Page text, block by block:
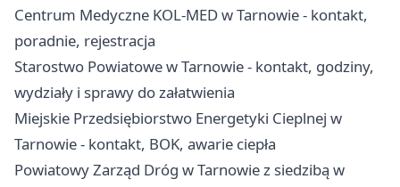
Centrum Medyczne KOL-MED w Tarnowie - kontakt,
poradnie, rejestracja
Starostwo Powiatowe w Tarnowie - kontakt, godziny,
wydziały i sprawy do załatwienia
Miejskie Przedsiębiorstwo Energetyki Cieplnej w
Tarnowie - kontakt, BOK, awarie ciepła
Powiatowy Zarząd Dróg w Tarnowie z siedzibą w